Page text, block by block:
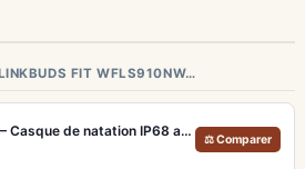
FIT WFLS910NW…
YouthWhisper Pro – Casque de natation IP68 avec MP3 32 Go et autonomie 12h
⚖ Comparer